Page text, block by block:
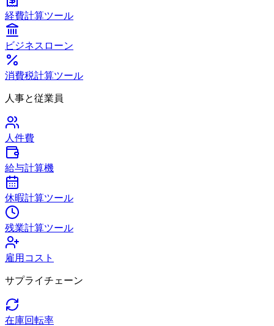
経費計算ツール
ビジネスローン
消費税計算ツール
人事と従業員
人件費
給与計算機
休暇計算ツール
残業計算ツール
雇用コスト
サプライチェーン
在庫回転率